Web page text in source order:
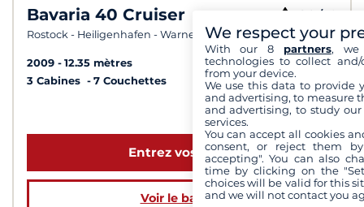
Bavaria 40 Cruiser
Rostock - Heiligenhafen - Warnemünde
8,0 / 10
2009
12.35 mètres
3 Cabines
7 Couchettes
à partir de 1 348 €
Entrez vos dates
Voir le bateau
We respect your
With our 8 partners, we
technologies to collect
from your device.
We use this data to provide
and advertising, to measure
and advertising, to study
services.
You can accept all cookies
consent, or reject them
accepting". You can also
time by clicking on the
choices will be valid for this
and we will not contact you